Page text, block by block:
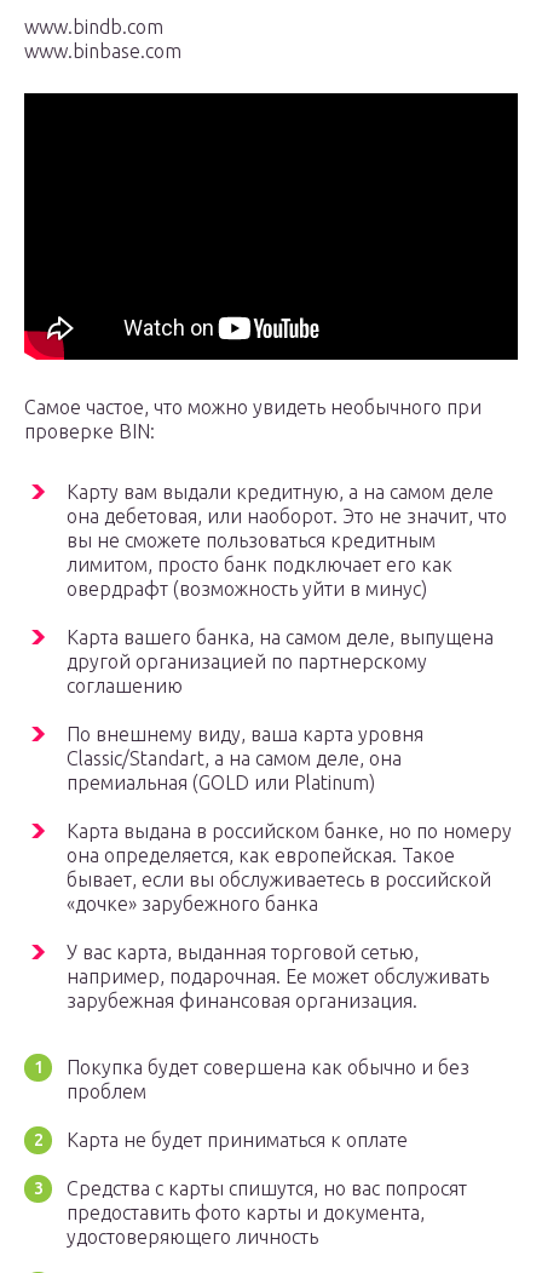
www.bindb.com
www.binbase.com
Самое частое, что можно увидеть необычного при
проверке BIN:
Карту вам выдали кредитную, а на самом деле
она дебетовая, или наоборот. Это не значит, что
вы не сможете пользоваться кредитным
лимитом, просто банк подключает его как
овердрафт (возможность уйти в минус)
Карта вашего банка, на самом деле, выпущена
другой организацией по партнерскому
соглашению
По внешнему виду, ваша карта уровня
Classic/Standart, а на самом деле, она
премиальная (GOLD или Platinum)
Карта выдана в российском банке, но по номеру
она определяется, как европейская. Такое
бывает, если вы обслуживаетесь в российской
«дочке» зарубежного банка
У вас карта, выданная торговой сетью,
например, подарочная. Ее может обслуживать
зарубежная финансовая организация.
Покупка будет совершена как обычно и без
проблем
Карта не будет приниматься к оплате
Средства с карты спишутся, но вас попросят
предоставить фото карты и документа,
удостоверяющего личность